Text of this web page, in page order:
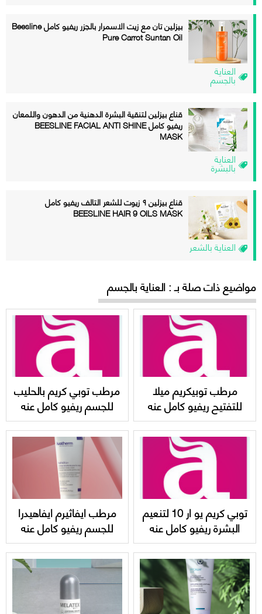
العناية
بالجسم
بيزلين تان مع زيت الاسمرار بالجزر ريفيو كامل Beesline
Pure Carrot Suntan Oil
العناية
بالبشرة
قناع بيزلين لتنقية البشرة الدهنية من الدهون واللمعان
ريفيو كامل BEESLINE FACIAL ANTI SHINE
MASK
العناية بالشعر
قناع بيزلين ۹ زيوت للشعر التالف ريفيو كامل
BEESLINE HAIR 9 OILS MASK
مواضيع ذات صلة بـ : العناية بالجسم
مرطب توبيكريم ميلا
للتفتيح ريفيو كامل عنه
Topicrem MELA
lightening ultra milk
مرطب توبي كريم بالحليب
للجسم ريفيو كامل عنه
واسعاره Topicrem body
milk
توبي كريم يو ار 10 لتنعيم
البشرة ريفيو كامل عنه
Topicrem UR-10 Anti-
Roughness
مرطب ايفاثيرم ايفاهيدرا
للجسم ريفيو كامل عنه
واسعاره ivatherm
emollient body cream